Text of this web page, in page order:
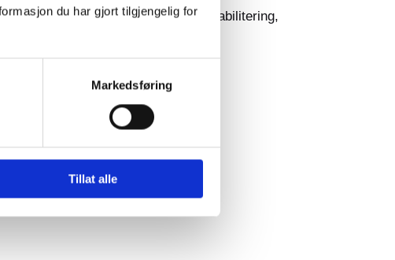
du har gjort tilgjengelig for
Markedsføring
Tillat alle
helsetilbud med fokus på rehabilitering,